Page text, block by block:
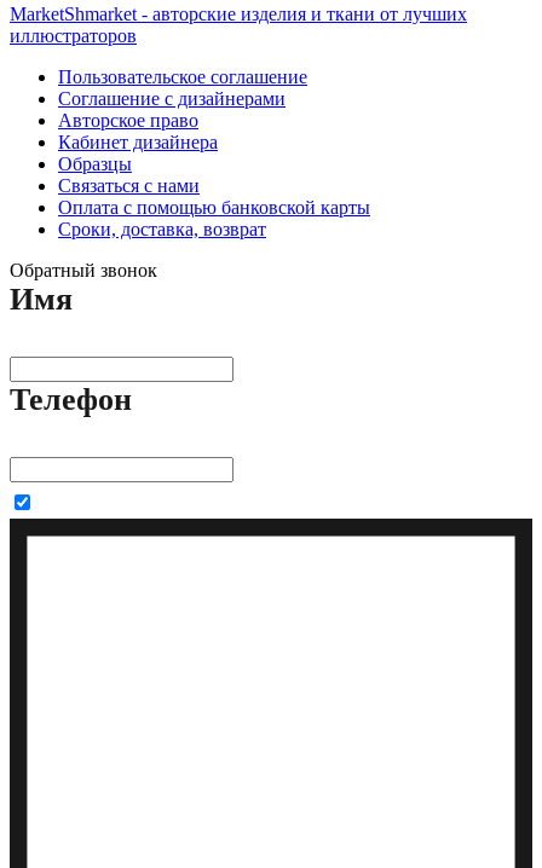
MarketShmarket - авторские изделия и ткани от лучших
иллюстраторов
Пользовательское соглашение
Соглашение с дизайнерами
Авторское право
Кабинет дизайнера
Образцы
Связаться с нами
Оплата с помощью банковской карты
Сроки, доставка, возврат
Обратный звонок
Имя
Телефон